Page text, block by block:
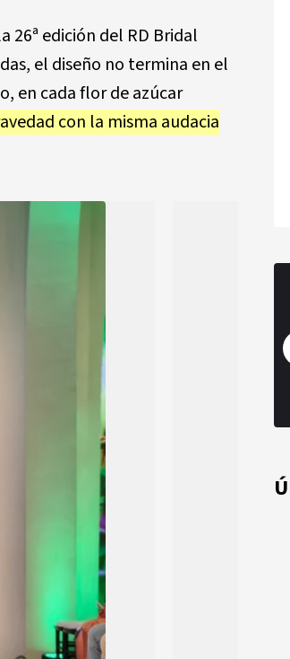
26ª edición del RD Bridal
el diseño no termina en el
en cada flor de azúcar
con la misma audacia